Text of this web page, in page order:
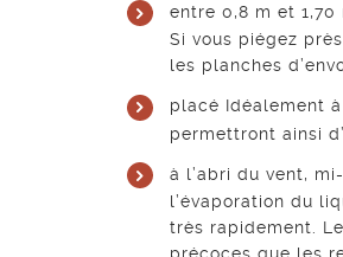
entre 0,8 m et
Si vous piégez
les planches
placé Idéalement
permettront ainsi
à l’abri du vent,
l’évaporation du
très rapidement.